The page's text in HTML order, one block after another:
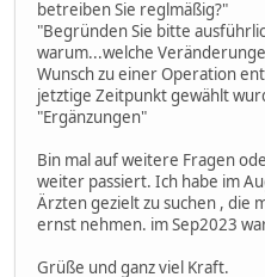
betreiben Sie reglmäßig?"
"Begründen Sie bitte
warum...welche
Wunsch zu einer Operation
jetztige Zeitpunkt gewählt
"Ergänzungen"
Bin mal auf weitere Fragen
weiter passiert. Ich habe im
Ärzten gezielt zu suchen , die
ernst nehmen. im Sep2023
Grüße und ganz viel Kraft.